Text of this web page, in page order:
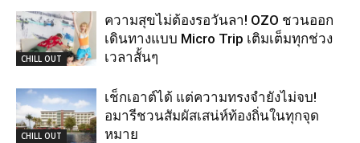
CHILL OUT
ความสุขไม่ต้องรอวันลา! OZO ชวนออก
เดินทางแบบ Micro Trip เติมเต็มทุกช่วง
เวลาสั้นๆ
CHILL OUT
เช็กเอาต์ได้ แต่ความทรงจำยังไม่จบ!
อมารีชวนสัมผัสเสน่ห์ท้องถิ่นในทุกจุด
หมาย